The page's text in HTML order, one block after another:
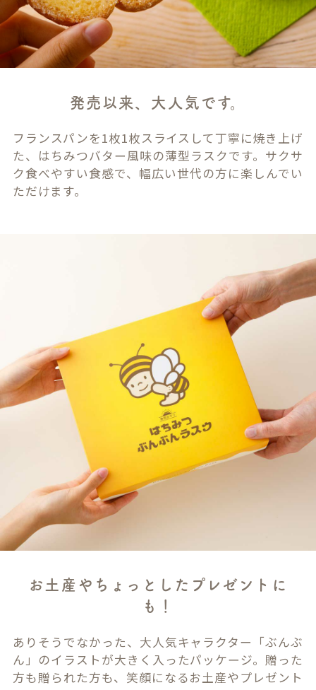
発売以来、大人気です。
フランスパンを1枚1枚スライスして丁寧に焼き上げ
た、はちみつバター風味の薄型ラスクです。サクサ
ク食べやすい食感で、幅広い世代の方に楽しんでい
ただけます。
お土産やちょっとしたプレゼントに
も！
ありそうでなかった、大人気キャラクター「ぶんぶ
ん」のイラストが大きく入ったパッケージ。贈った
方も贈られた方も、笑顔になるお土産やプレゼント